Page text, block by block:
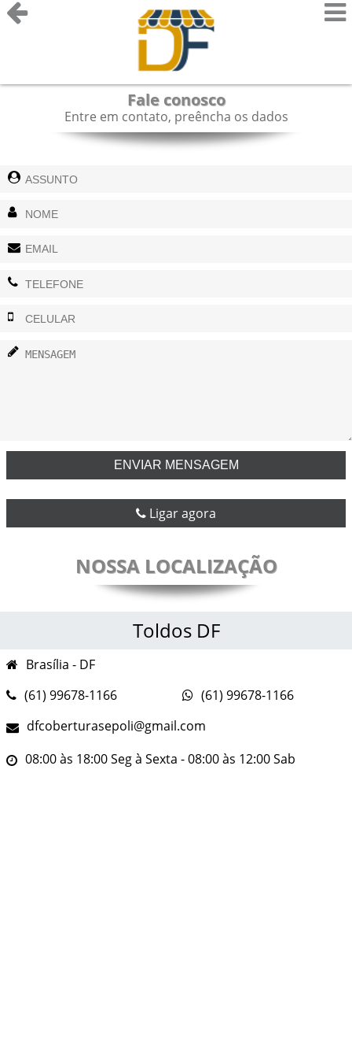
Fale conosco
Entre em contato, preêncha os dados
ENVIAR MENSAGEM
Ligar agora
NOSSA LOCALIZAÇÃO
Toldos DF
Brasília - DF
(61) 99678-1166
(61) 99678-1166
dfcoberturasepoli@gmail.com
08:00 às 18:00 Seg à Sexta - 08:00 às 12:00 Sab